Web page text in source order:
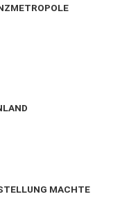
MACHTE